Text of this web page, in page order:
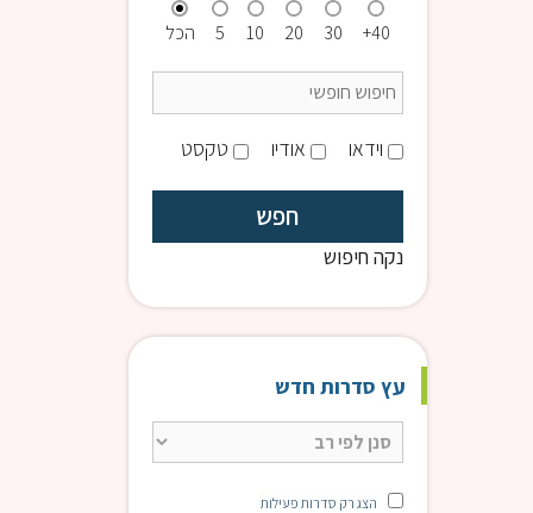
הכל 5 10 20 30 40+
וידאו אודיו טקסט
נקה חיפוש
עץ סדרות חדש
הצג רק סדרות פעילות